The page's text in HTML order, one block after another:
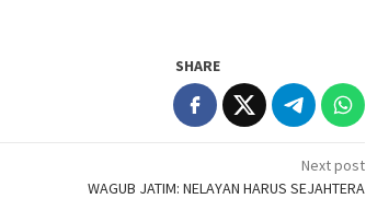
SHARE
Next post
WAGUB JATIM: NELAYAN HARUS SEJAHTERA